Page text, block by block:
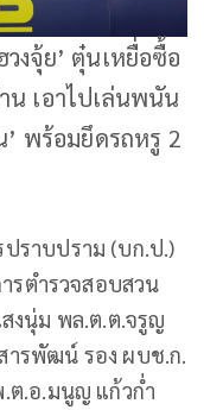
งจุ้ย’ ตุ๋นเหยื่อซื้อ
น เอาไปเล่นพนัน
’ พร้อมยึดรถหรู 2
ราบปราม (บก.ป.)
รตำรวจสอบสวน
งนุ่ม พล.ต.ต.จรูญ
ารพัฒน์ รอง ผบช.ก.
ต.อ.มนูญ แก้วก่ำ